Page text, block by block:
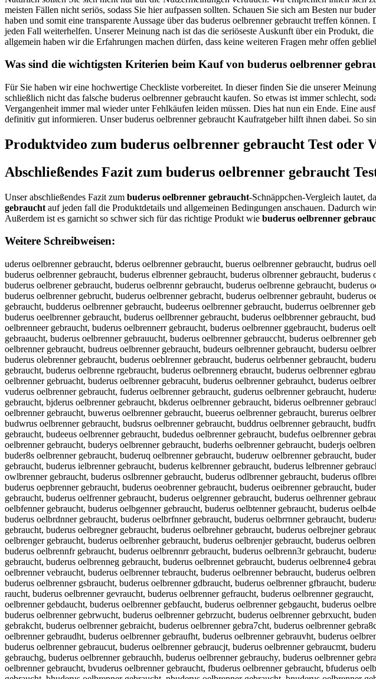
meisten Fällen nicht seriös, sodass Sie hier aufpassen sollten. Schauen Sie sich am Besten nur
haben und somit eine transparente Aussage über das buderus oelbrenner gebraucht treffen
jeden Fall weiterhelfen. Unserer Meinung nach ist das die seriöseste Auskunft über ein Produkt,
allgemein haben wir die Erfahrungen machen dürfen, dass keine weiteren Fragen mehr offen
Was sind die wichtigsten Kriterien beim Kauf von buderus oelbrenner
Für Sie haben wir eine hochwertige Checkliste vorbereitet. In dieser finden Sie die unserer
schließlich nicht das falsche buderus oelbrenner gebraucht kaufen. So etwas ist immer schlecht,
Vergangenheit immer mal wieder unter Fehlkäufen leiden müssen. Dies hat nun ein Ende. Eine
definitiv gut informieren. Unser buderus oelbrenner gebraucht Kaufratgeber hilft ihnen dabei. So
Produktvideo zum buderus oelbrenner gebraucht Test oder
Abschließendes Fazit zum buderus oelbrenner gebraucht
Unser abschließendes Fazit zum buderus oelbrenner gebraucht-Schnäppchen-Vergleich lautet,
gebraucht auf jeden fall die Produktdetails und allgemeinen Bedingungen anschauen. Dadurch
Außerdem ist es garnicht so schwer sich für das richtige Produkt wie buderus oelbrenner
Weitere Schreibweisen:
uderus oelbrenner gebraucht, bderus oelbrenner gebraucht, buerus oelbrenner gebraucht, budrus oelbrenner gebraucht, budeus oelbrenner gebraucht, buders oelbrenner gebraucht, buderu oelbrenner gebraucht, buderus oelbrenner gebraucht, buderus elbrenner gebraucht, buderus olbrenner gebraucht, buderus oebrenner gebraucht, buderus oelrenner gebraucht, buderus oelbenner gebraucht, buderus oelbrnner gebraucht, buderus oelbrener gebraucht, buderus oelbrennr gebraucht, buderus oelbrenne gebraucht, buderus oelbrenner ebraucht, buderus oelbrenner gbraucht, buderus oelbrenner geraucht, buderus oelbrenner gebaucht, buderus oelbrenner gebrucht, buderus oelbrenner gebracht, buderus oelbrenner gebrauht, buderus oelbrenner gebrauct, buderus oelbrenner gebrauch, bbuderus oelbrenner gebraucht, buuderus oelbrenner gebraucht, budderus oelbrenner gebraucht, budeerus oelbrenner gebraucht, buderrus oelbrenner gebraucht, buderuus oelbrenner gebraucht, buderuss oelbrenner gebraucht, buderus ooelbrenner gebraucht, buderus oeelbrenner gebraucht, buderus oellbrenner gebraucht, buderus oelbbrenner gebraucht, buderus oelbrrenner gebraucht, buderus oelbreenner gebraucht, buderus oelbrennner gebraucht, buderus oelbrenneer gebraucht, buderus oelbrennerr gebraucht, buderus oelbrenner ggebraucht, buderus oelbrenner geebraucht, buderus oelbrenner gebbraucht, buderus oelbrenner gebrraucht, buderus oelbrenner gebraaucht, buderus oelbrenner gebrauucht, buderus oelbrenner gebrauccht, buderus oelbrenner gebrauchht, buderus oelbrenner gebrauchtt, ubderus oelbrenner gebraucht, bduerus oelbrenner gebraucht, buedrus oelbrenner gebraucht, budreus oelbrenner gebraucht, budeurs oelbrenner gebraucht, budersu oelbrenner gebraucht, buderu soelbrenner gebraucht, buderuso elbrenner gebraucht, buderus eolbrenner gebraucht, buderus olebrenner gebraucht, buderus oeblrenner gebraucht, buderus oelrbenner gebraucht, buderus oelbernner gebraucht, buderus oelbrnener gebraucht, buderus oelbrenenr gebraucht, buderus oelbrennre gebraucht, buderus oelbrenne rgebraucht, buderus oelbrennerg ebraucht, buderus oelbrenner egbraucht, buderus oelbrenner gberaucht, buderus oelbrenner gerbaucht, buderus oelbrenner gebarucht, buderus oelbrenner gebruacht, buderus oelbrenner gebracuht, buderus oelbrenner gebrauhct, buderus oelbrenner gebraucth, buderusoelbrenner gebraucht, buderus oelbrennergebraucht, uderus oelbrenner gebraucht, vuderus oelbrenner gebraucht, fuderus oelbrenner gebraucht, guderus oelbrenner gebraucht, huderus oelbrenner gebraucht, nuderus oelbrenner gebraucht, byderus oelbrenner gebraucht, bhderus oelbrenner gebraucht, bjderus oelbrenner gebraucht, bkderus oelbrenner gebraucht, biderus oelbrenner gebraucht, b7derus oelbrenner gebraucht, b8derus oelbrenner gebraucht, buxerus oelbrenner gebraucht, buserus oelbrenner gebraucht, buwerus oelbrenner gebraucht, bueerus oelbrenner gebraucht, burerus oelbrenner gebraucht, buferus oelbrenner gebraucht, buverus oelbrenner gebraucht, bucerus oelbrenner gebraucht, budwrus oelbrenner gebraucht, budsrus oelbrenner gebraucht, buddrus oelbrenner gebraucht, budfrus oelbrenner gebraucht, budrrus oelbrenner gebraucht, bud3rus oelbrenner gebraucht, bud4rus oelbrenner gebraucht, budeeus oelbrenner gebraucht, budedus oelbrenner gebraucht, budefus oelbrenner gebraucht, budegus oelbrenner gebraucht, budetus oelbrenner gebraucht, bude4us oelbrenner gebraucht, bude5us oelbrenner gebraucht, buderys oelbrenner gebraucht, buderhs oelbrenner gebraucht, buderjs oelbrenner gebraucht, buderks oelbrenner gebraucht, buderis oelbrenner gebraucht, buder7s oelbrenner gebraucht, buder8s oelbrenner gebraucht, buderuq oelbrenner gebraucht, buderuw oelbrenner gebraucht, buderue oelbrenner gebraucht, buderuz oelbrenner gebraucht, buderux oelbrenner gebraucht, buderuc oelbrenner gebraucht, buderus ielbrenner gebraucht, buderus kelbrenner gebraucht, buderus lelbrenner gebraucht, buderus pelbrenner gebraucht, buderus 9elbrenner gebraucht, buderus 0elbrenner gebraucht, buderus owlbrenner gebraucht, buderus oslbrenner gebraucht, buderus odlbrenner gebraucht, buderus oflbrenner gebraucht, buderus orlbrenner gebraucht, buderus o3lbrenner gebraucht, buderus o4lbrenner gebraucht, buderus oepbrenner gebraucht, buderus oeobrenner gebraucht, buderus oeibrenner gebraucht, buderus oekbrenner gebraucht, buderus oembrenner gebraucht, buderus oel renner gebraucht, buderus oelvrenner gebraucht, buderus oelfrenner gebraucht, buderus oelgrenner gebraucht, buderus oelhrenner gebraucht, buderus oelnrenner gebraucht, buderus oelbeenner gebraucht, buderus oelbdenner gebraucht, buderus oelbfenner gebraucht, buderus oelbgenner gebraucht, buderus oelbtenner